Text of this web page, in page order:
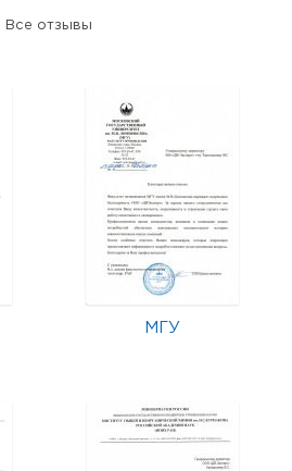
Все отзывы
МГУ